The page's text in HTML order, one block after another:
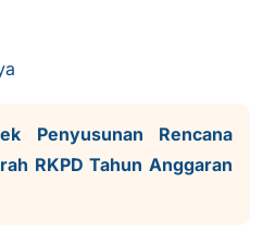
Penyusunan Rencana
RKPD Tahun Anggaran